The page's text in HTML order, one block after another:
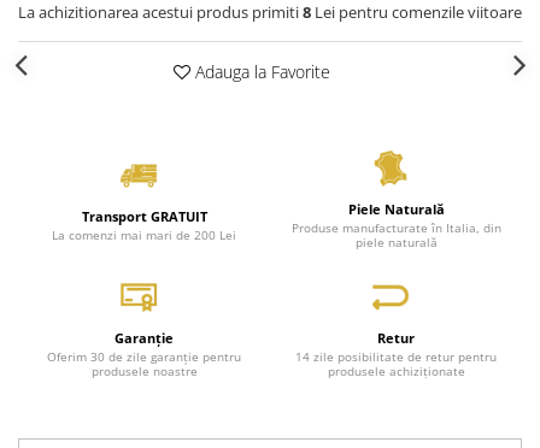
La achizitionarea acestui produs primiti8 Lei pentru comenzile viitoare
Adauga la Favorite
Transport GRATUIT
La comenzi mai mari de 200 Lei
Piele Naturală
Produse manufacturate în Italia, din
piele naturală
Garanție
Oferim 30 de zile garanție pentru
produsele noastre
Retur
14 zile posibilitate de retur pentru
produsele achiziționate